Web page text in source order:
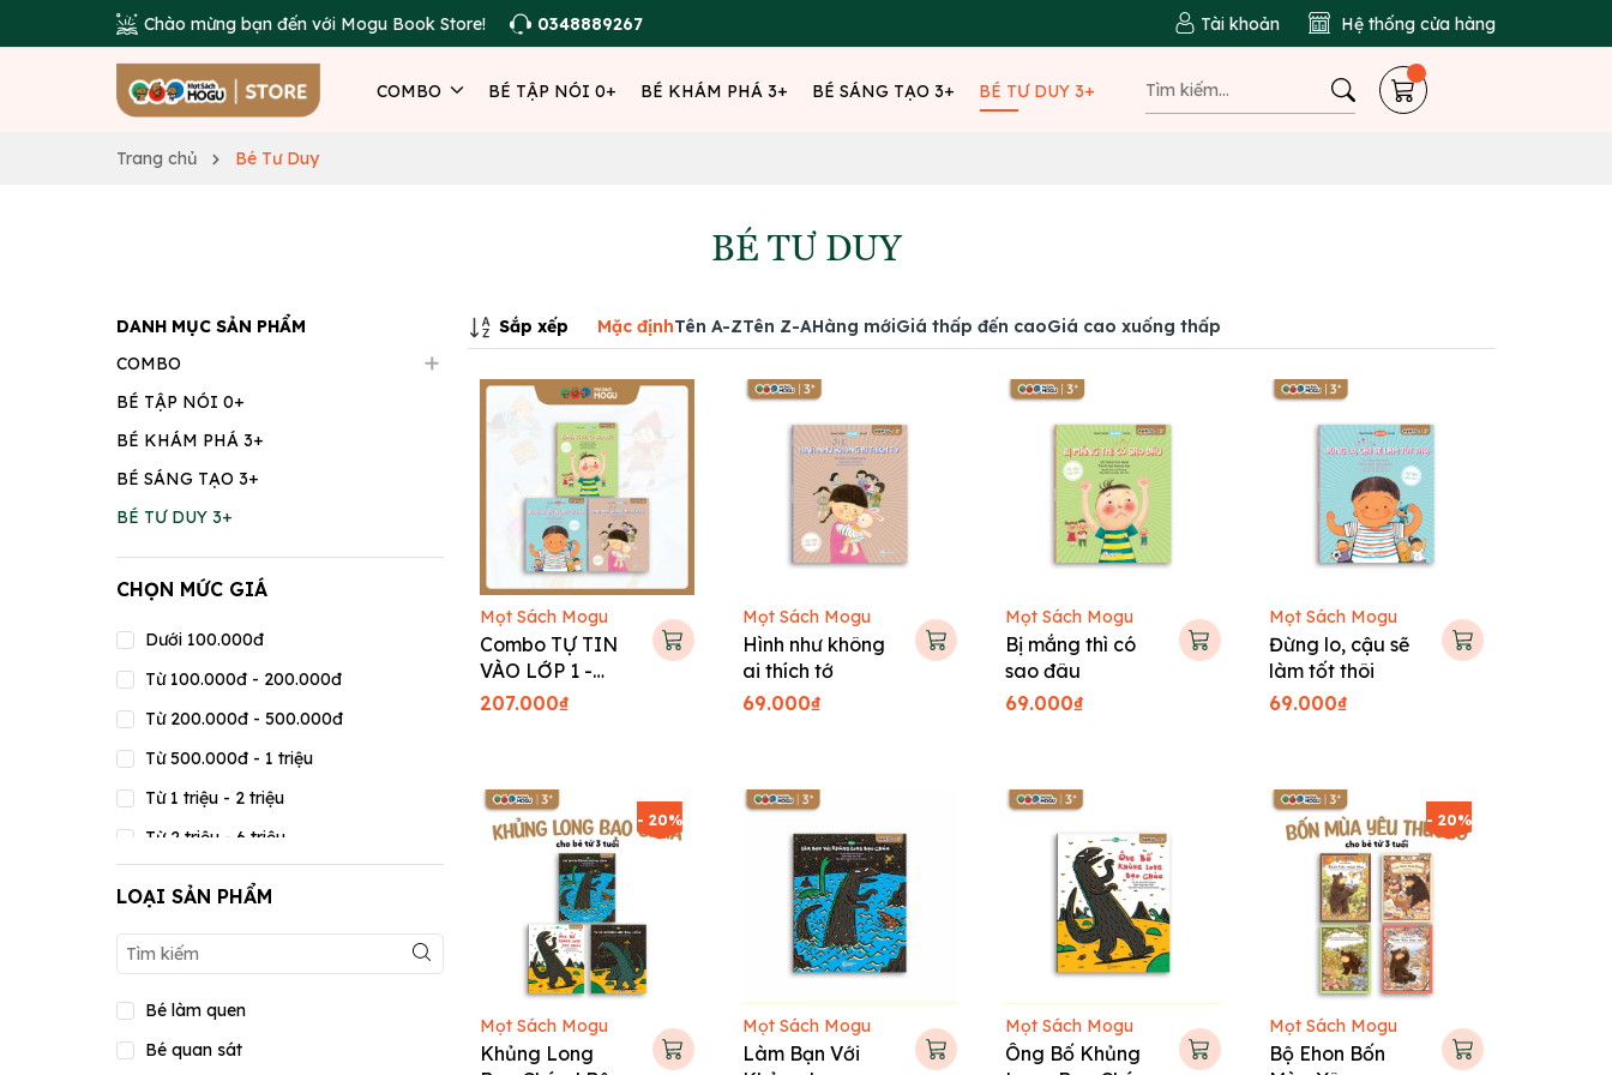
Chào mừng bạn đến với Mogu Book Store! 0348889267 Tài khoản Hệ thống cửa hàng
COMBO BÉ TẬP NÓI 0+ BÉ KHÁM PHÁ 3+ BÉ SÁNG TẠO 3+ BÉ TƯ DUY 3+
Trang chủ Bé Tư Duy
BÉ TƯ DUY
DANH MỤC SẢN PHẨM
COMBO
BÉ TẬP NÓI 0+
BÉ KHÁM PHÁ 3+
BÉ SÁNG TẠO 3+
BÉ TƯ DUY 3+
CHỌN MỨC GIÁ
Dưới 100.000đ
Từ 100.000đ - 200.000đ
Từ 200.000đ - 500.000đ
Từ 500.000đ - 1 triệu
Từ 1 triệu - 2 triệu
Từ 2 triệu - 6 triệu
Từ 6 triệu - 15 triệu
Trên 20 triệu
LOẠI SẢN PHẨM
Bé làm quen
Bé quan sát
Sắp xếp Mặc địnhTên A-ZTên Z-AHàng mớiGiá thấp đến caoGiá cao xuống thấp
Mọt Sách Mogu
Combo TỰ TIN
VÀO LỚP 1 -
Tranh truyện
207.000₫
Mọt Sách Mogu
Hình như không
ai thích tớ
69.000₫
Mọt Sách Mogu
Bị mắng thì có
sao đâu
69.000₫
Mọt Sách Mogu
Đừng lo, cậu sẽ
làm tốt thôi
69.000₫
- 20%
Mọt Sách Mogu
Khủng Long
Mọt Sách Mogu
Làm Bạn Với
Mọt Sách Mogu
Ông Bố Khủng
- 20%
Mọt Sách Mogu
Bộ Ehon Bốn